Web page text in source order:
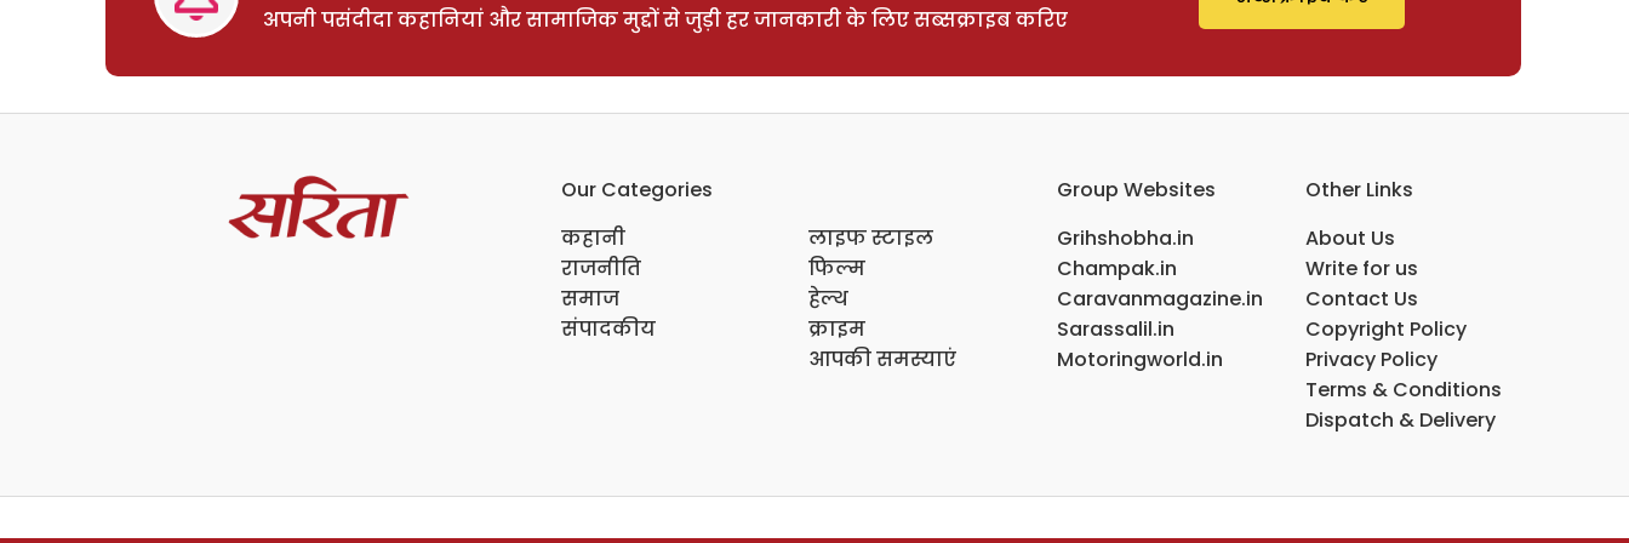
अपनी पसंदीदा कहानियां और सामाजिक मुद्दों से जुड़ी हर जानकारी के लिए सब्सक्राइब करिए
Our Categories
कहानी
राजनीति
समाज
संपादकीय
लाइफ स्टाइल
फिल्म
हेल्थ
क्राइम
आपकी समस्याएं
Group Websites
Grihshobha.in
Champak.in
Caravanmagazine.in
Sarassalil.in
Motoringworld.in
Other Links
About Us
Write for us
Contact Us
Copyright Policy
Privacy Policy
Terms & Conditions
Dispatch & Delivery